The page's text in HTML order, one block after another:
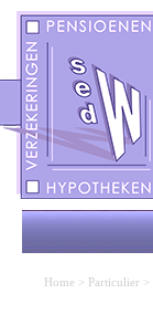
Home > Particulier >